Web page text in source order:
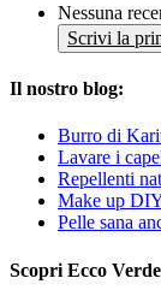
Nessuna
Scrivi la
Il nostro blog:
Burro di
Lavare i
Repellenti
Make up
Pelle sana
Scopri Ecco